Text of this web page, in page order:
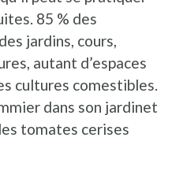
85 % des
jardins, cours,
autant d’espaces
cultures comestibles.
dans son jardinet
tomates cerises